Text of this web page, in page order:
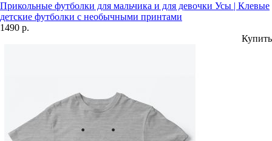
Прикольные футболки для мальчика и для девочки Усы | Клевые
детские футболки с необычными принтами
1490 р.
Купить